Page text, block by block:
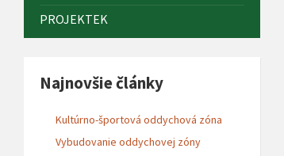
PROJEKTEK
Najnovšie články
Kultúrno-športová oddychová zóna
Vybudovanie oddychovej zóny